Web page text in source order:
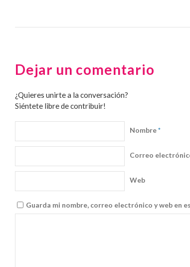
Dejar un comentario
¿Quieres unirte a la conversación?
Siéntete libre de contribuir!
Nombre*
Correo
Web
Guarda mi nombre, correo electrónico y web en